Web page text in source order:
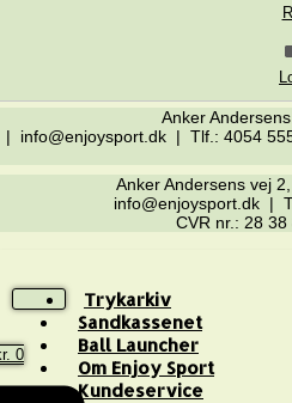
Anker
| info@enjoysport.dk | Tlf.: 4054
Anker Andersens vej
info@enjoysport.dk |
CVR nr.: 28 38
Trykarkiv
Sandkassenet
Ball Launcher
Om Enjoy Sport
Kundeservice
0